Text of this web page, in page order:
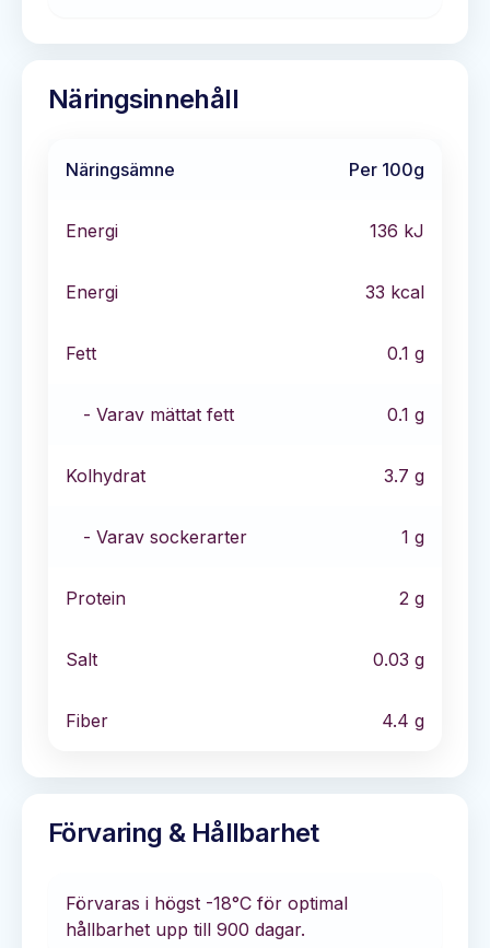
Näringsinnehåll
Näringsämne Per 100g
Energi 136 kJ
Energi 33 kcal
Fett 0.1 g
- Varav mättat fett 0.1 g
Kolhydrat 3.7 g
- Varav sockerarter 1 g
Protein 2 g
Salt 0.03 g
Fiber 4.4 g
Förvaring & Hållbarhet
Förvaras i högst -18°C för optimal
hållbarhet upp till 900 dagar.